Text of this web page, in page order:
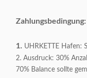
Appliable:
Zahlungsbedingung:
1. UHRKETTE Hafen:
2. Ausdruck: 30%
70% Balance sollte